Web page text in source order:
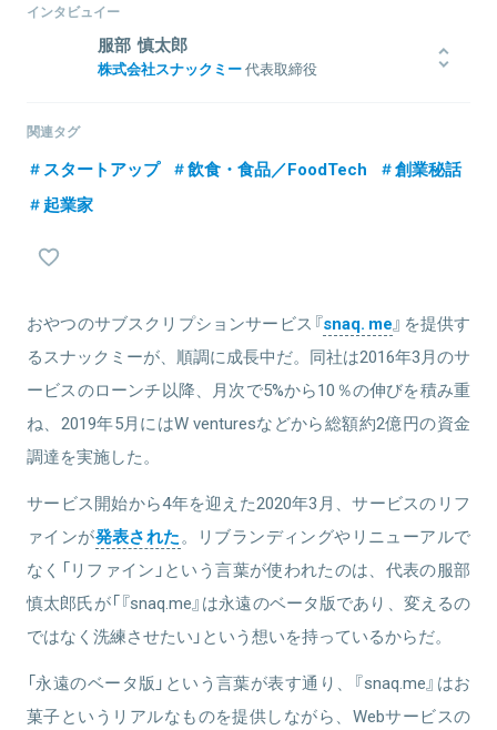
インタビュイー
服部 慎太郎
株式会社スナックミー代表取締役
トン・コンサルティング・グループにてコンサルティング業務に従
チャー投資業務を約2年間行う。2015年9月に独立し、株式会社
texta（現 株式会社スナックミー）を設立。ボストン・コンサルティン
グ・グループでは主にインターネット関連企業への新規事業立案、
アップ約15社への投資を行う。
関連情報をみる
関連タグ
スタートアップ 飲食・食品／FoodTech
創業秘話
起業家
おやつのサブスクリプションサービス『snaq. me』を提供す
るスナックミーが、順調に成長中だ。同社は2016年3月のサ
ービスのローンチ以降、月次で5%から10％の伸びを積み重
ね、2019年5月にはW venturesなどから総額約2億円の資金
調達を実施した。
サービス開始から4年を迎えた2020年3月、サービスのリフ
ァインが発表された。リブランディングやリニューアルで
なく「リファイン」という言葉が使われたのは、代表の服部
慎太郎氏が「『snaq.me』は永遠のベータ版であり、変えるの
ではなく洗練させたい」という想いを持っているからだ。
「永遠のベータ版」という言葉が表す通り、『snaq.me』はお
菓子というリアルなものを提供しながら、Webサービスの